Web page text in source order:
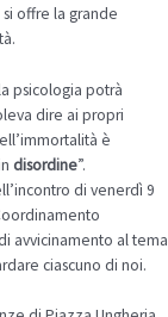
offre la grande
psicologia potrà
dire ai propri
è
disordine”.
di venerdì 9
avvicinamento al tema
ciascuno di noi.